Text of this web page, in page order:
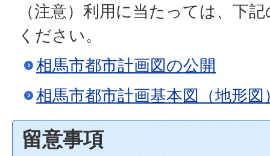
（注意）利用に当たっては、下
ください。
相馬市都市計画図の公開
相馬市都市計画基本図（地形図
留意事項